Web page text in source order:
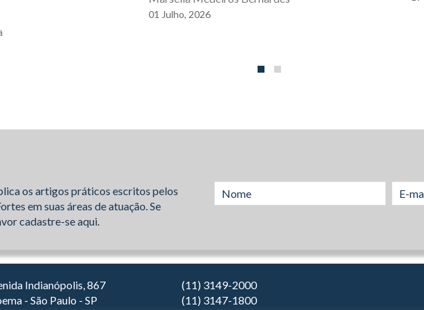
01 Julho, 2026
os artigos práticos escritos pelos
em suas áreas de atuação. Se
cadastre-se aqui.
Indianópolis, 867
- São Paulo - SP
(11) 3149-2000
(11) 3147-1800